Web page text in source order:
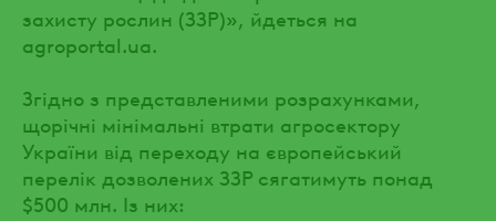
захисту рослин (ЗЗР)», йдеться на
agroportal.ua.
Згідно з представленими розрахунками,
щорічні мінімальні втрати агросектору
України від переходу на європейський
перелік дозволених ЗЗР сягатимуть понад
$500 млн. Із них: